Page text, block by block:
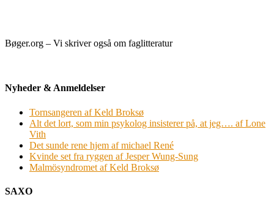
Bøger.org – Vi skriver også om faglitteratur
Nyheder & Anmeldelser
Tornsangeren af Keld Broksø
Alt det lort, som min psykolog insisterer på, at jeg…. af Lone
Vith
Det sunde rene hjem af michael René
Kvinde set fra ryggen af Jesper Wung-Sung
Malmösyndromet af Keld Broksø
SAXO